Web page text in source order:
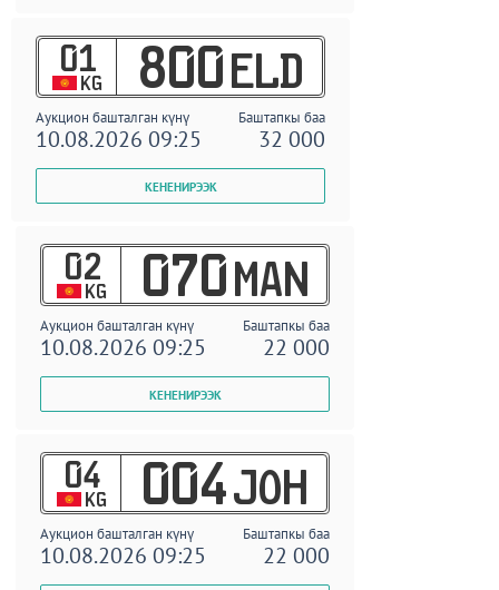
01
KG 800 ELD
Аукцион башталган күнү Баштапкы баа
10.08.2026 09:25 32 000
02
KG 070 MAN
Аукцион башталган күнү Баштапкы баа
10.08.2026 09:25 22 000
04
KG 004 JOH
Аукцион башталган күнү Баштапкы баа
10.08.2026 09:25 22 000